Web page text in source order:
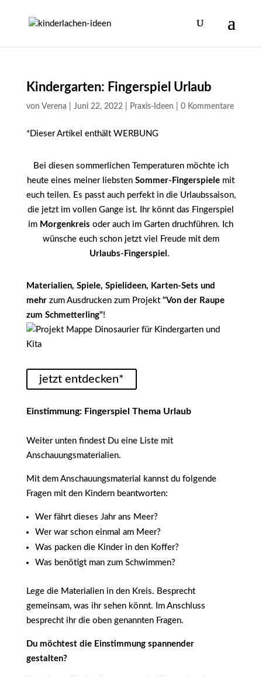
Kindergarten: Fingerspiel Urlaub
von Verena Juni 22, 2022| Praxis-Ideen 0 Kommentare
*Dieser Artikel enthält WERBUNG
Bei diesen sommerlichen Temperaturen möchte ich
heute eines meiner liebstenSommer-Fingerspiele mit
euch teilen. Es passt auch perfekt in die Urlaubssaison,
die jetzt im vollen Gange ist. Ihr könnt das Fingerspiel
im Morgenkreis oder auch im Garten druchführen. Ich
wünsche euch schon jetzt viel Freude mit dem
Urlaubs-Fingerspiel .
Materialien, Spiele, Spielideen, Karten-Sets und
mehrzum Ausdrucken zum Projekt "Von der Raupe
zum Schmetterling"!
jetzt entdecken*
Einstimmung: Fingerspiel Thema Urlaub
Weiter unten findest Du eine Liste mit
Anschauungsmaterialien.
Mit dem Anschauungsmaterial kannst du folgende
Fragen mit den Kindern beantworten:
Wer fährt dieses Jahr ans Meer?
Wer war schon einmal am Meer?
Was packen die Kinder in den Koffer?
Was benötigt man zum Schwimmen?
Lege die Materialien in den Kreis. Besprecht
gemeinsam, was ihr sehen könnt. Im Anschluss
besprecht ihr die oben genannten Fragen.
Du möchtest die Einstimmung spannender
gestalten?